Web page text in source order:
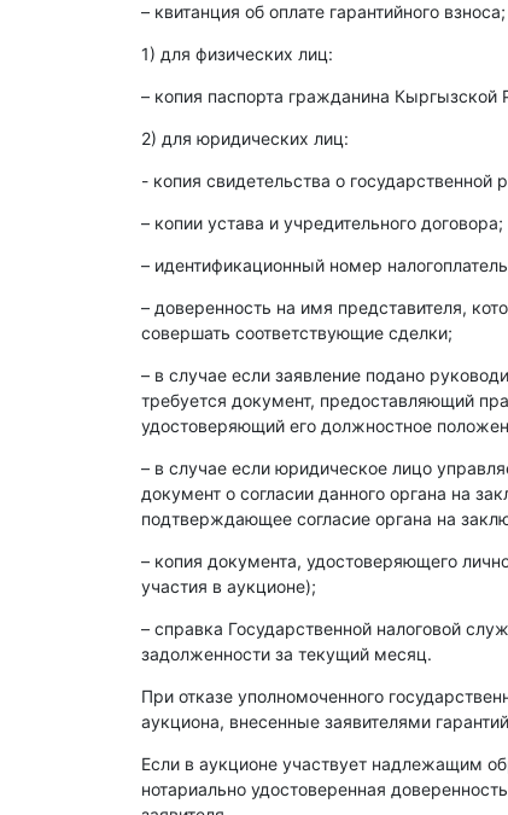
– квитанция об оплате гарантийного взноса;
1) для физических лиц:
– копия паспорта гражданина Кыргызской
2) для юридических лиц:
- копия свидетельства о
– копии устава и учредительного договора;
– идентификационный номер
– доверенность на имя представителя,
совершать соответствующие сделки;
– в случае если заявление подано
требуется документ, предоставляющий
удостоверяющий его должностное
– в случае если юридическое лицо
документ о согласии данного органа на
подтверждающее согласие органа на
– копия документа, удостоверяющего
участия в аукционе);
– справка Государственной налоговой
задолженности за текущий месяц.
При отказе уполномоченного
аукциона, внесенные заявителями
Если в аукционе участвует надлежащим
нотариально удостоверенная